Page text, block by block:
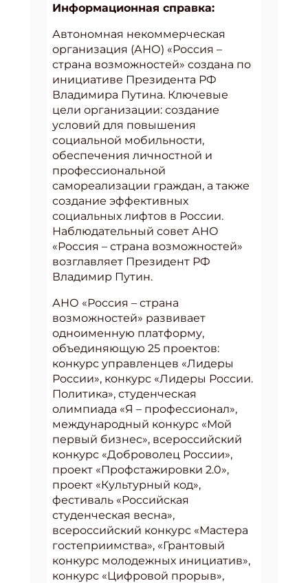
Информационная справка:
Автономная некоммерческая
организация (АНО) «Россия –
страна возможностей» создана по
инициативе Президента РФ
Владимира Путина. Ключевые
цели организации: создание
условий для повышения
социальной мобильности,
обеспечения личностной и
профессиональной
самореализации граждан, а также
создание эффективных
социальных лифтов в России.
Наблюдательный совет АНО
«Россия – страна возможностей»
возглавляет Президент РФ
Владимир Путин.
АНО «Россия – страна
возможностей» развивает
одноименную платформу,
объединяющую 25 проектов:
конкурс управленцев «Лидеры
России», конкурс «Лидеры России.
Политика», студенческая
олимпиада «Я – профессионал»,
международный конкурс «Мой
первый бизнес», всероссийский
конкурс «Доброволец России»,
проект «Профстажировки 2.0»,
проект «Культурный код»,
фестиваль «Российская
студенческая весна»,
всероссийский конкурс «Мастера
гостеприимства», «Грантовый
конкурс молодежных инициатив»,
конкурс «Цифровой прорыв»,